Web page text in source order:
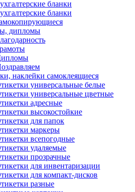
бланки
бланки
дипломы
наклейки самоклеящиеся
универсальные белые
универсальные цветные
адресные
высокостойкие
для папок
маркеры
всепогодные
удаляемые
прозрачные
для инвентаризации
для компакт-дисков
разные